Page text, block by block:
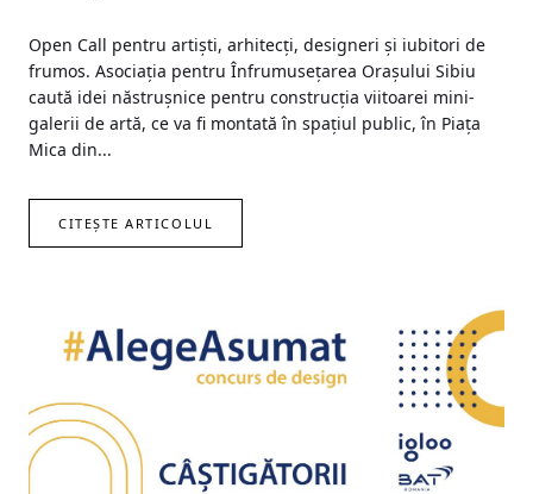
Open Call pentru artiști, arhitecți, designeri și iubitori de
frumos. Asociația pentru Înfrumusețarea Orașului Sibiu
caută idei năstrușnice pentru construcția viitoarei mini-
galerii de artă, ce va fi montată în spațiul public, în Piața
Mica din...
CITEȘTE ARTICOLUL